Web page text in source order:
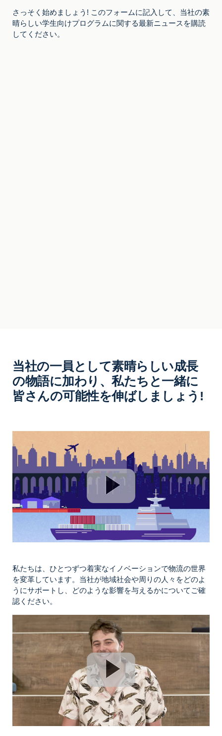
さっそく始めましょう! このフォームに記入して、当社の素
晴らしい学生向けプログラムに関する最新ニュースを購読
してください。
当社の一員として素晴らしい成長
の物語に加わり、私たちと一緒に
皆さんの可能性を伸ばしましょう!
私たちは、ひとつずつ着実なイノベーションで物流の世界
を変革しています。当社が地域社会や周りの人々をどのよ
うにサポートし、どのような影響を与えるかについてご確
認ください。